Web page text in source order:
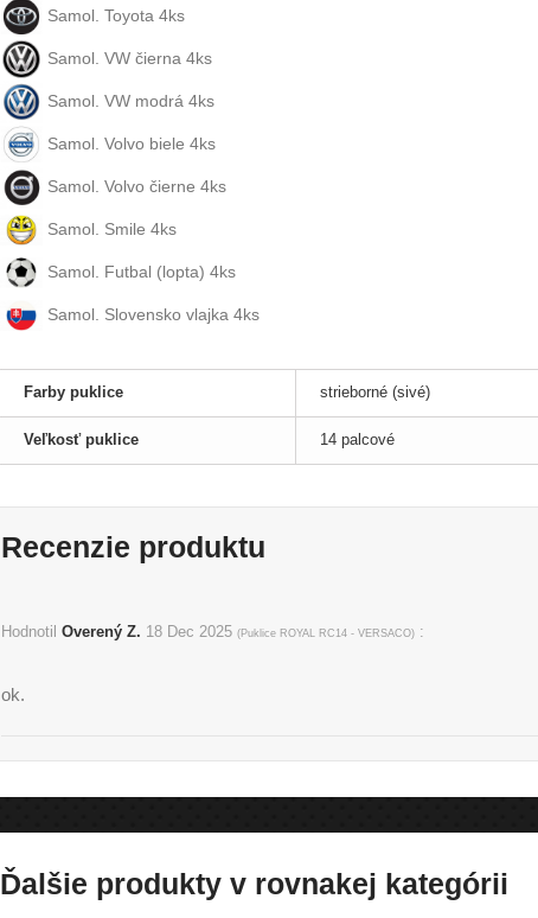
Samol. Toyota 4ks
Samol. VW čierna 4ks
Samol. VW modrá 4ks
Samol. Volvo biele 4ks
Samol. Volvo čierne 4ks
Samol. Smile 4ks
Samol. Futbal (lopta) 4ks
Samol. Slovensko vlajka 4ks
Farby puklice strieborné (sivé)
Veľkosť puklice 14 palcové
Recenzie produktu
Hodnotil Overený Z. 18 Dec 2025 (Puklice ROYAL RC14 - VERSACO):
ok.
Ďalšie produkty v rovnakej kategórii